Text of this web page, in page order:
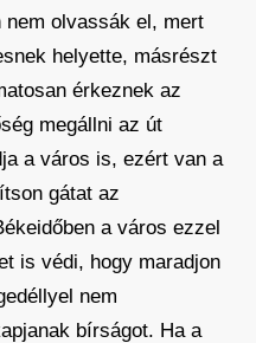
nem olvassák el, mert
helyette, másrészt
érkeznek az
megállni az út
a város is, ezért van a
gátat az
a város ezzel
is védi, hogy maradjon
nem
bírságot. Ha a